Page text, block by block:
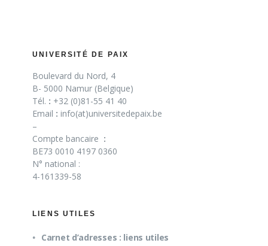
UNIVERSITÉ DE PAIX
Boulevard du Nord, 4
B- 5000 Namur (Belgique)
Tél. : +32 (0)81-55 41 40
Email : info(at)universitedepaix.be
–
Compte bancaire :
BE73 0010 4197 0360
N° national :
4-161339-58
LIENS UTILES
Carnet d’adresses : liens utiles